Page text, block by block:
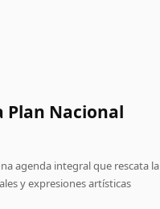
Plan Nacional
agenda integral que rescata la
y expresiones artísticas